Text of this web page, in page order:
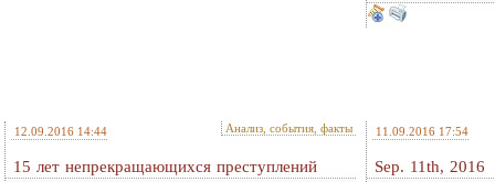
12.09.2016 14:44 Анализ, события, факты
15 лет непрекращающихся преступлений
11.09.2016 17:54
Sep. 11th, 2016